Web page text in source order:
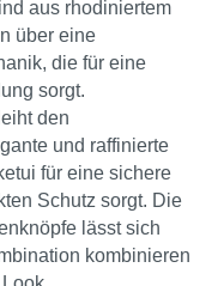
aus rhodiniertem
über eine
die für eine
sorgt.
den
und raffinierte
für eine sichere
Schutz sorgt. Die
lässt sich
kombinieren